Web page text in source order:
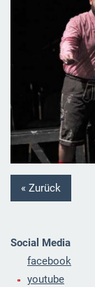
« Zurück
Social Media
facebook
youtube